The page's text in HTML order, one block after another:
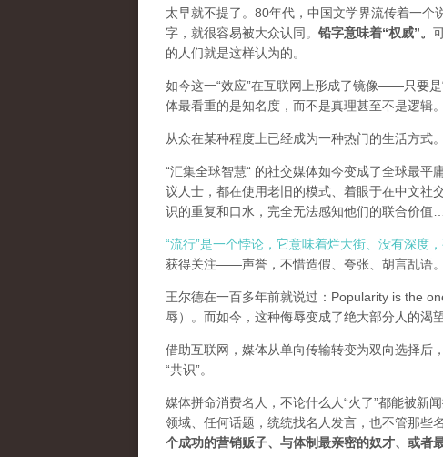
太早就不提了。80年代，中国文学界流传着一个
字，就很容易被大众认同。 铅字意味着“权威”。
的人们就是这样认为的。
如今这一“效应”在互联网上形成了镜像——只要
体最看重的是知名度，而不是真理甚至不是逻辑。
从众在某种程度上已经成为一种热门的生活方式。
“汇集全球智慧“ 的社交媒体如今变成了全球最
议人士，都在使用老旧的模式、着眼于在中文社
识的重复和口水，完全无法感知他们的联合价值
“流行”是一个悖论，它意味着烂大街、没有深度
获得关注——声誉，不惜造假、夸张、胡言乱语
王尔德在一百多年前就说过：Popularity is the
辱）。而如今，这种侮辱变成了绝大部分人的渴望
借助互联网，媒体从单向传输转变为双向选择后
“共识”。
媒体拼命消费名人，不论什么人“火了”都能被新
领域、任何话题，统统找名人发言，也不管那些
个成功的营销贩子、与体制最亲密的奴才、或者